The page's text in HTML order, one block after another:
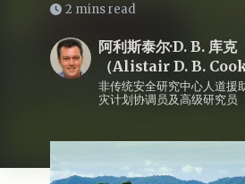
2 mins read
阿利斯泰尔·D. B. 库克
（Alistair D. B.
非传统安全研究中心人道援
灾计划协调员及高级研究员